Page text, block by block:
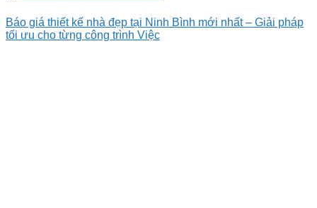
Báo giá thiết kế nhà đẹp tại Ninh Bình mới nhất – Giải pháp
tối ưu cho từng công trình Việc